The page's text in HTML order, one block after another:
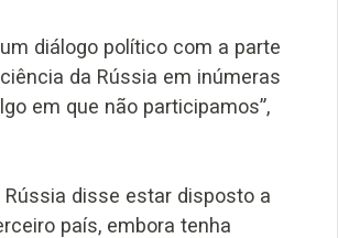
diálogo político com a parte
da Rússia em inúmeras
em que não participamos”,
disse estar disposto a
país, embora tenha